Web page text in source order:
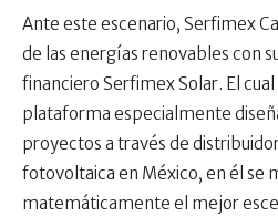
Ante este escenario, Serfimex
de las energías renovables con
financiero Serfimex Solar. El
plataforma especialmente
proyectos a través de
fotovoltaica en México, en él se
matemáticamente el mejor